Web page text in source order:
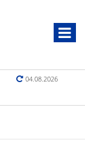
04.08.2026